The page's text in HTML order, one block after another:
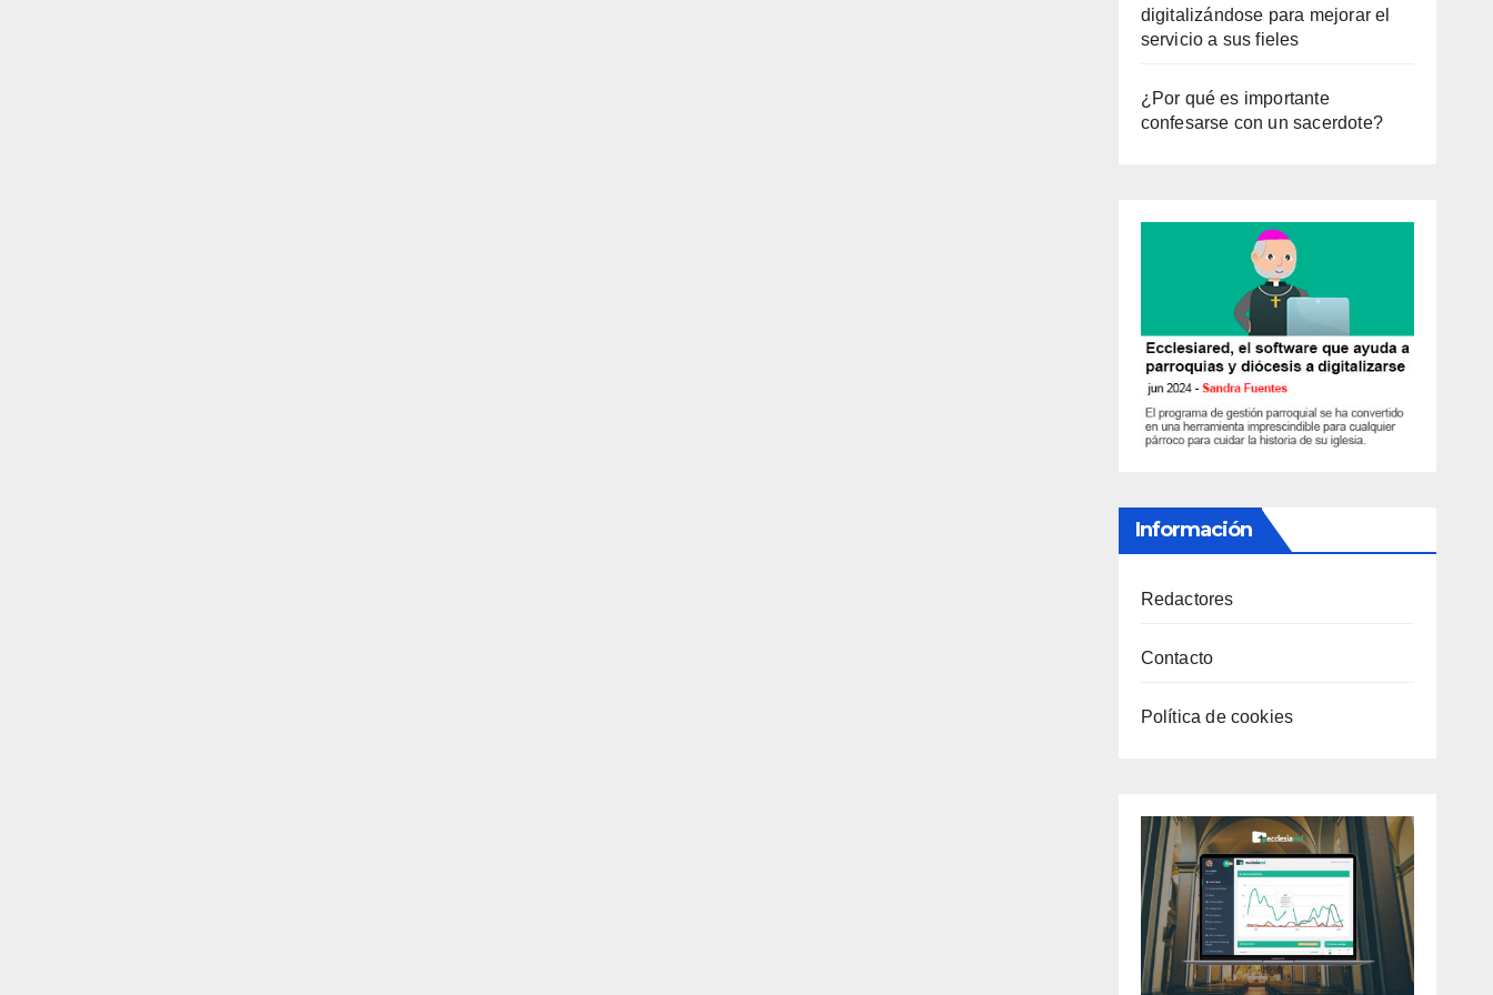
digitalizándose para mejorar el
servicio a sus fieles
¿Por qué es importante
confesarse con un sacerdote?
Información
Redactores
Contacto
Política de cookies